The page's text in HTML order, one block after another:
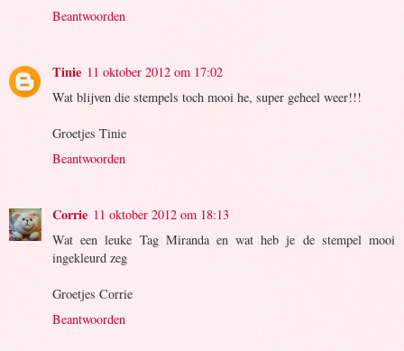
Beantwoorden
Tinie 11 oktober 2012 om 17:02
Wat blijven die stempels toch mooi he, super geheel weer!!!
Groetjes Tinie
Beantwoorden
Corrie 11 oktober 2012 om 18:13
Wat een leuke Tag Miranda en wat heb je de stempel mooi
ingekleurd zeg
Groetjes Corrie
Beantwoorden